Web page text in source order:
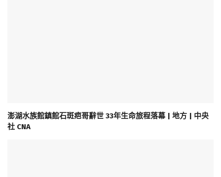
澎湖水族館鎮館石斑疤哥辭世 33年生命旅程落幕 | 地方 | 中央
社 CNA